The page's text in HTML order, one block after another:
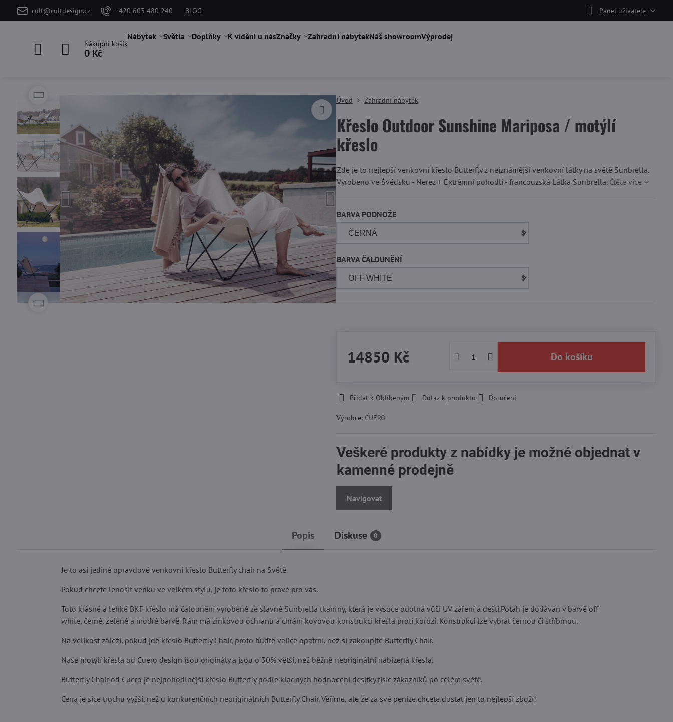
cult@cultdesign.cz +420 603 480 240 BLOG Panel uživatele
Nákupní košík
0 Kč
Nábytek Světla Doplňky K vidění u násZnačky Zahradní nábytekNáš showroomVýprodej
Úvod Zahradní nábytek
Křeslo Outdoor Sunshine Mariposa / motýlí
křeslo
Zde je to nejlepší venkovní křeslo Butterfly z nejznámější venkovní látky na světě Sunbrella.
Vyrobeno ve Švédsku - Nerez + Extrémní pohodlí - francouzská Látka Sunbrella. Čtěte více
BARVA PODNOŽE
BARVA ČALOUNĚNÍ
14850 Kč Do košíku
Přidat k Oblíbeným Dotaz k produktu Doručení
Výrobce: CUERO
Veškeré produkty z nabídky je možné objednat v
kamenné prodejně
Navigovat
Popis Diskuse 0
Je to asi jediné opravdové venkovní křeslo Butterfly chair na Světě.
Pokud chcete lenošit venku ve velkém stylu, je toto křeslo to pravé pro vás.
Toto krásné a lehké BKF křeslo má čalounění vyrobené ze slavné Sunbrella tkaniny, která je vysoce odolná vůči UV záření a dešti.Potah je dodáván v barvě off
white, černé, zelené a modré barvě. Rám má zinkovou ochranu a chrání kovovou konstrukci křesla proti korozi. Konstrukci lze vybrat černou či stříbrnou.
Na velikost záleží, pokud jde křeslo Butterfly Chair, proto buďte velice opatrní, než si zakoupíte Butterfly Chair.
Naše motýlí křesla od Cuero design jsou originály a jsou o 30% větší, než běžně neoriginální nabízená křesla.
Butterfly Chair od Cuero je nejpohodlnější křeslo Butterfly podle kladných hodnocení desítky tisíc zákazníků po celém světě.
Cena je sice trochu vyšší, než u konkurenčních neoriginálních Butterfly Chair. Věříme, ale že za své peníze chcete dostat jen to nejlepší zboží!